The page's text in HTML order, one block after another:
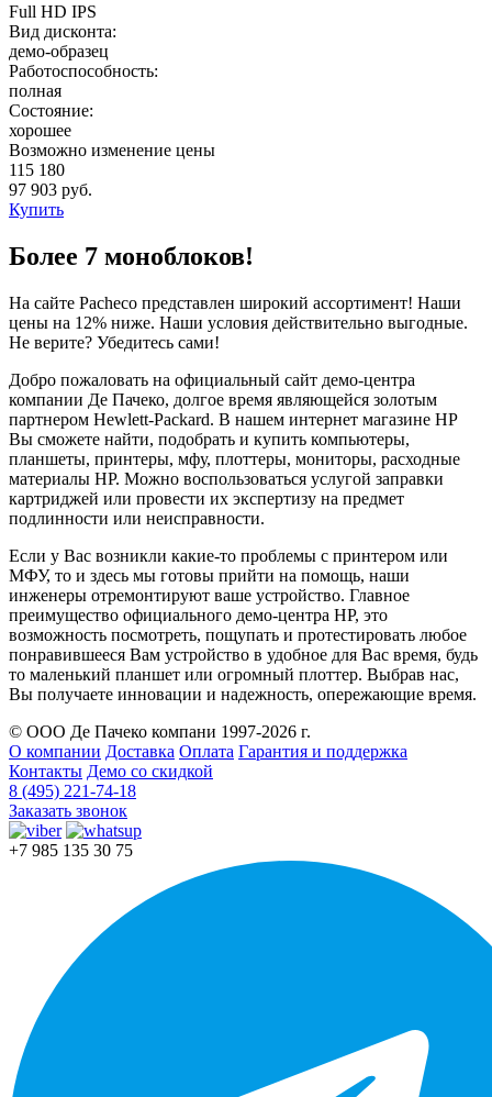
Full HD IPS
Вид дисконта:
демо-образец
Работоспособность:
полная
Состояние:
хорошее
Возможно изменение цены
115 180
97 903 руб.
Купить
Более 7 моноблоков!
На сайте Pacheco представлен широкий ассортимент! Наши
цены на 12% ниже. Наши условия действительно выгодные.
Не верите? Убедитесь сами!
Добро пожаловать на официальный сайт демо-центра
компании Де Пачеко, долгое время являющейся золотым
партнером Hewlett-Packard. В нашем интернет магазине HP
Вы сможете найти, подобрать и купить компьютеры,
планшеты, принтеры, мфу, плоттеры, мониторы, расходные
материалы HP. Можно воспользоваться услугой заправки
картриджей или провести их экспертизу на предмет
подлинности или неисправности.
Если у Вас возникли какие-то проблемы с принтером или
МФУ, то и здесь мы готовы прийти на помощь, наши
инженеры отремонтируют ваше устройство. Главное
преимущество официального демо-центра HP, это
возможность посмотреть, пощупать и протестировать любое
понравившееся Вам устройство в удобное для Вас время, будь
то маленький планшет или огромный плоттер. Выбрав нас,
Вы получаете инновации и надежность, опережающие время.
© ООО Де Пачеко компани 1997-2026 г.
О компании Доставка Оплата Гарантия и поддержка
Контакты Демо со скидкой
8 (495) 221-74-18
Заказать звонок
+7 985 135 30 75